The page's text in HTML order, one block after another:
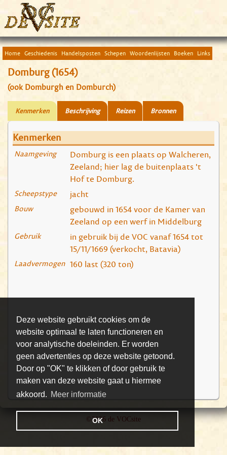
Deze website gebruikt cookies om de
website optimaal te laten functioneren en
voor analytische doeleinden. Er worden
geen advertenties op deze website getoond.
Door op "OK" te klikken of door gebruik te
maken van deze website gaat u hiermee
akkoord. Meer informatie
OK
Home Geschiedenis Handelsposten Schepen Woordenlijsten Boeken Links
Domburg (1654)
(ook Domburgh en Domburch)
Kenmerken Beschrijving Reizen Bronnen
Kenmerken
Naamgeving
Domburg is een plaats op Walcheren,
Zeeland; hier lag de buitenplaats 't
Hof te Domburg.
Scheepstype jacht
Bouw
gebouwd in 1654 voor de Kamer van
Zeeland op een werf in Middelburg
Gebruik
in gebruik bij de VOC vanaf 1654 tot
15/11/1669 (verkocht, Batavia)
Laadvermogen 160 last (320 ton)
©2026 de VOCsite